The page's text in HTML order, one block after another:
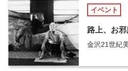
イベント
路上、お
金沢21世紀